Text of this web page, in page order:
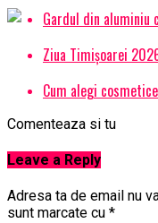
Gardul din
Ziua Timișoarei
Cum alegi
Comenteaza si tu
Leave a Reply
Adresa ta de email nu
sunt marcate cu *